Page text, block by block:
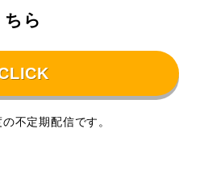
ちら
不定期配信です。